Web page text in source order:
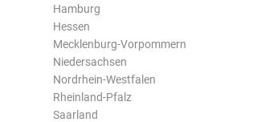
Hamburg
Hessen
Mecklenburg-Vorpommern
Niedersachsen
Nordrhein-Westfalen
Rheinland-Pfalz
Saarland